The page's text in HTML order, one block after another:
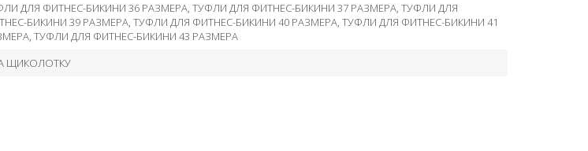
ДЛЯ ФИТНЕС-БИКИНИ 36 РАЗМЕРА, ТУФЛИ ДЛЯ ФИТНЕС-БИКИНИ 37 РАЗМЕРА, ТУФЛИ ДЛЯ
БИКИНИ 39 РАЗМЕРА, ТУФЛИ ДЛЯ ФИТНЕС-БИКИНИ 40 РАЗМЕРА, ТУФЛИ ДЛЯ ФИТНЕС-БИКИНИ 41
, ТУФЛИ ДЛЯ ФИТНЕС-БИКИНИ 43 РАЗМЕРА
ЩИКОЛОТКУ